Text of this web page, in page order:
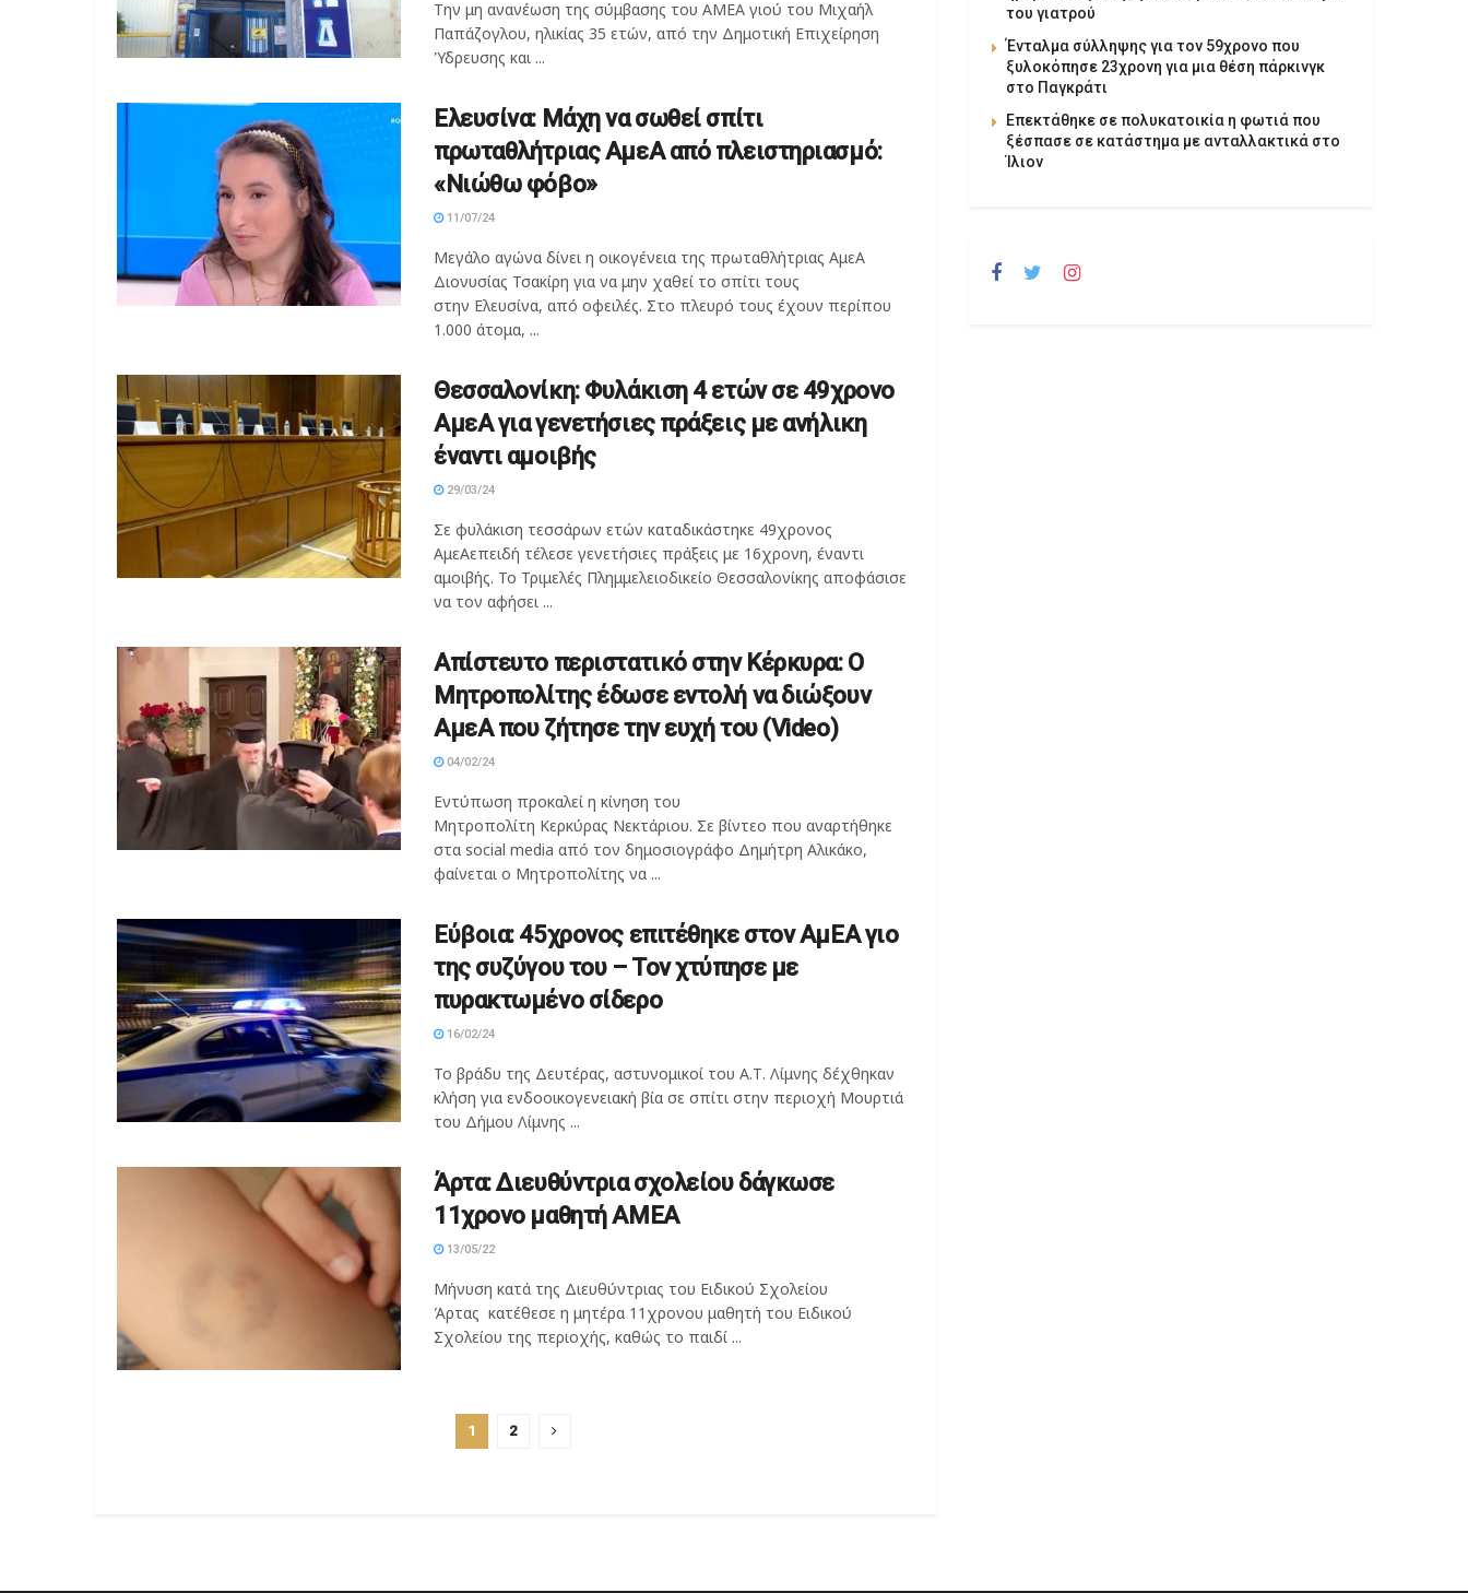
Την μη ανανέωση της σύμβασης του ΑΜΕΑ γιού του Μιχαήλ
Παπάζογλου, ηλικίας 35 ετών, από την Δημοτική Επιχείρηση
Ύδρευσης και ...
Ελευσίνα: Μάχη να σωθεί σπίτι
πρωταθλήτριας ΑμεΑ από πλειστηριασμό:
«Νιώθω φόβο»
11/07/24
Μεγάλο αγώνα δίνει η οικογένεια της πρωταθλήτριας ΑμεΑ
Διονυσίας Τσακίρη για να μην χαθεί το σπίτι τους
στην Ελευσίνα, από οφειλές. Στο πλευρό τους έχουν περίπου
1.000 άτομα, ...
Θεσσαλονίκη: Φυλάκιση 4 ετών σε 49χρονο
ΑμεΑ για γενετήσιες πράξεις με ανήλικη
έναντι αμοιβής
29/03/24
Σε φυλάκιση τεσσάρων ετών καταδικάστηκε 49χρονος
ΑμεΑεπειδή τέλεσε γενετήσιες πράξεις με 16χρονη, έναντι
αμοιβής. Το Τριμελές Πλημμελειοδικείο Θεσσαλονίκης αποφάσισε
να τον αφήσει ...
Απίστευτο περιστατικό στην Κέρκυρα: Ο
Μητροπολίτης έδωσε εντολή να διώξουν
ΑμεΑ που ζήτησε την ευχή του (Video)
04/02/24
Εντύπωση προκαλεί η κίνηση του
Μητροπολίτη Κερκύρας Νεκτάριου. Σε βίντεο που αναρτήθηκε
στα social media από τον δημοσιογράφο Δημήτρη Αλικάκο,
φαίνεται ο Μητροπολίτης να ...
Εύβοια: 45χρονος επιτέθηκε στον ΑμΕΑ γιο
της συζύγου του – Τον χτύπησε με
πυρακτωμένο σίδερο
16/02/24
Το βράδυ της Δευτέρας, αστυνομικοί του Α.Τ. Λίμνης δέχθηκαν
κλήση για ενδοοικογενειακή βία σε σπίτι στην περιοχή Μουρτιά
του Δήμου Λίμνης ...
Άρτα: Διευθύντρια σχολείου δάγκωσε
11χρονο μαθητή ΑΜΕΑ
13/05/22
Μήνυση κατά της Διευθύντριας του Ειδικού Σχολείου
Άρτας κατέθεσε η μητέρα 11χρονου μαθητή του Ειδικού
Σχολείου της περιοχής, καθώς το παιδί ...
1 2
του γιατρού
Ένταλμα σύλληψης για τον 59χρονο που
ξυλοκόπησε 23χρονη για μια θέση πάρκινγκ
στο Παγκράτι
Επεκτάθηκε σε πολυκατοικία η φωτιά που
ξέσπασε σε κατάστημα με ανταλλακτικά στο
Ίλιον